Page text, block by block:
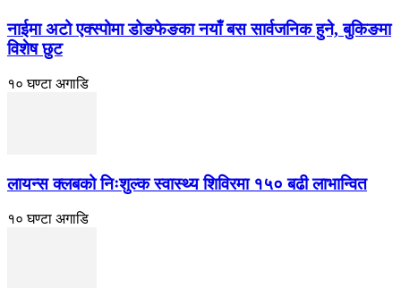
नाईमा अटो एक्स्पोमा डोङफेङका नयाँ बस सार्वजनिक हुने, बुकिङमा
विशेष छुट
१० घण्टा अगाडि
लायन्स क्लबको निःशुल्क स्वास्थ्य शिविरमा १५० बढी लाभान्वित
१० घण्टा अगाडि